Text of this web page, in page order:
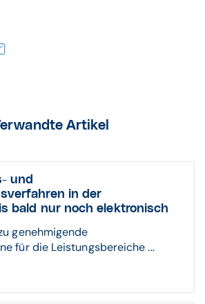
Artikel
und
in der
bald nur noch elektronisch
genehmigende
für die Leistungsbereiche ...